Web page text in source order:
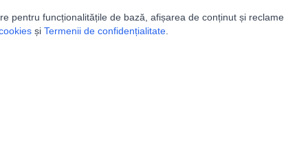
pentru funcționalitățile de bază, afișarea de conținut și reclame
și Termenii de confidențialitate